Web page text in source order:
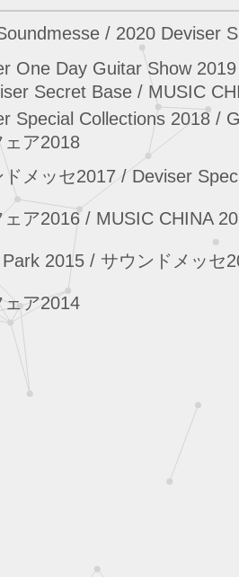
/ 2020 Deviser
One Day Guitar Show 2019
Secret Base / MUSIC
Special Collections 2018 /
ェア2018
ドメッセ2017/Deviser
ェア2016/ MUSIC CHINA
2015 / サウンドメッセ
ェア2014